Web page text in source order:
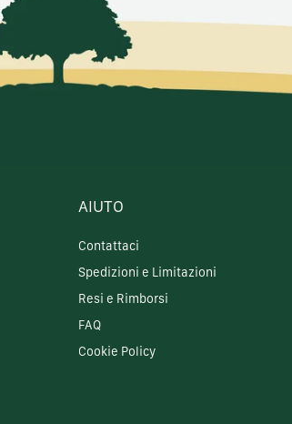
AIUTO
Contattaci
Spedizioni e Limitazioni
Resi e Rimborsi
FAQ
Cookie Policy